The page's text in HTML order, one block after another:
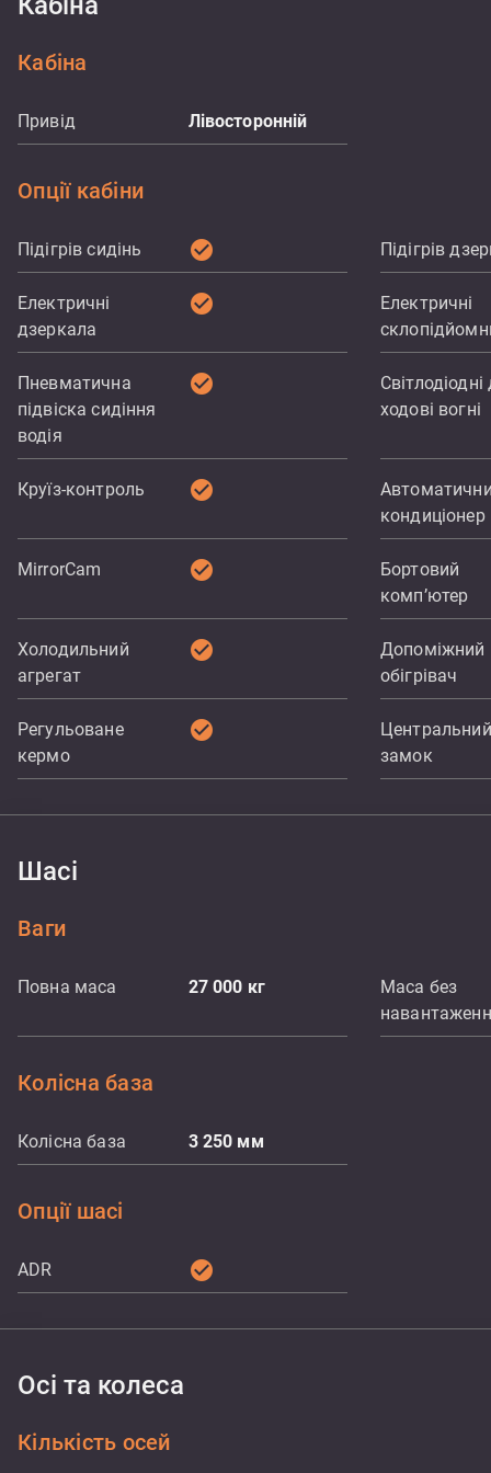
Кабіна
Привід Лівосторонній
Опції кабіни
Підігрів сидінь check_circle Підігрів
Електричні
дзеркала
check_circle
Електричні
Пневматична
підвіска сидіння
водія
check_circle
Світлодіодні
ходові вогні
Круїз-контроль check_circle
кондиціонер
MirrorCam check_circle
Бортовий
комп’ютер
Холодильний
агрегат
check_circle
Допоміжний
обігрівач
Регульоване
кермо
check_circle
Центральний
замок
Шасі
Ваги
Повна маса 27 000 кг
Маса без
Колісна база
Колісна база 3 250 мм
Опції шасі
ADR check_circle
Осі та колеса
Кількість осей